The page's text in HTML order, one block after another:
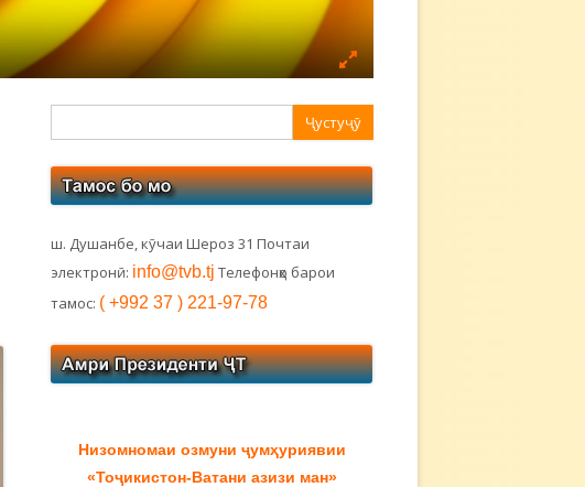
боковая
ш. Душанбе, кӯчаи Шероз 31 Почтаи
электронӣ: info@tvb.tj Телефонҳо барои
тамос: ( +992 37 ) 221-97-78
Низомномаи озмуни ҷумҳуриявии
«Тоҷикистон-Ватани азизи ман»